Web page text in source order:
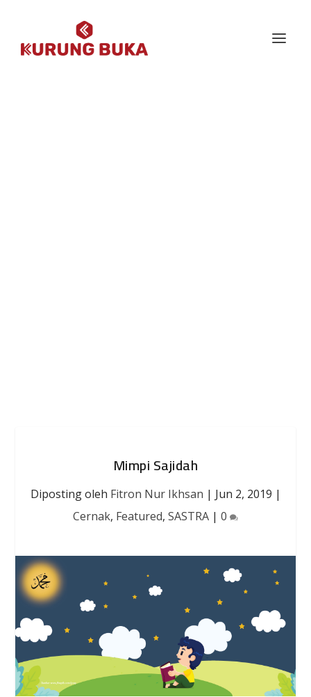
Mimpi Sajidah
Diposting oleh Fitron Nur Ikhsan | Jun 2, 2019 |
Cernak, Featured, SASTRA | 0